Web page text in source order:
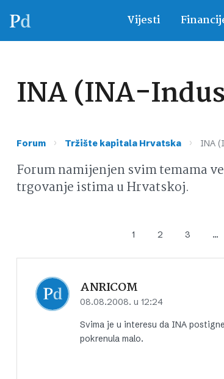
Vijesti
INA (INA-
Forum › Tržište kapitala Hrvatska › INA
Forum namijenjen svim temama
trgovanje istima u Hrvatskoj.
1 2 3 …
ANRICOM
08.08.2008. u 12:24
Svima je u interesu da INA
pokrenula malo.